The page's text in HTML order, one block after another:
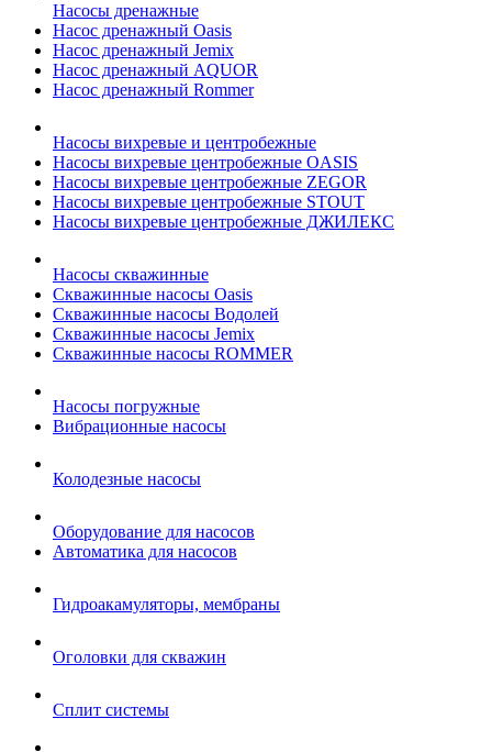
Насосы дренажные
Насос дренажный Oasis
Насос дренажный Jemix
Насос дренажный AQUOR
Насос дренажный Rommer
Насосы вихревые и центробежные
Насосы вихревые центробежные OASIS
Насосы вихревые центробежные ZEGOR
Насосы вихревые центробежные STOUT
Насосы вихревые центробежные ДЖИЛЕКС
Насосы скважинные
Скважинные насосы Oasis
Скважинные насосы Водолей
Скважинные насосы Jemix
Cкважинные насосы ROMMER
Насосы погружные
Вибрационные насосы
Колодезные насосы
Оборудование для насосов
Автоматика для насосов
Гидроакамуляторы, мембраны
Оголовки для скважин
Сплит системы